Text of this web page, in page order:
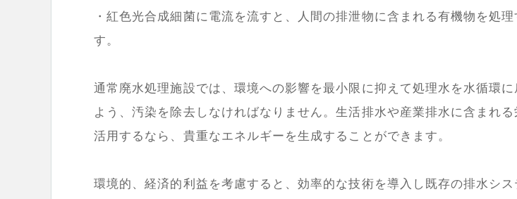
・紅色光合成細菌に電流を流すと、人間の排泄物に含まれる有機物を処
す。
通常廃水処理施設では、環境への影響を最小限に抑えて処理水を水循環
よう、汚染を除去しなければなりません。生活排水や産業排水に含まれ
活用するなら、貴重なエネルギーを生成することができます。
環境的、経済的利益を考慮すると、効率的な技術を導入し既存の排水シ